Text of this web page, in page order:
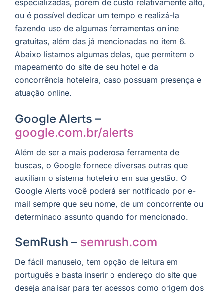
especializadas, porém de custo relativamente alto,
ou é possível dedicar um tempo e realizá-la
fazendo uso de algumas ferramentas online
gratuitas, além das já mencionadas no item 6.
Abaixo listamos algumas delas, que permitem o
mapeamento do site de seu hotel e da
concorrência hoteleira, caso possuam presença e
atuação online.
Google Alerts –
google.com.br/alerts
Além de ser a mais poderosa ferramenta de
buscas, o Google fornece diversas outras que
auxiliam o sistema hoteleiro em sua gestão. O
Google Alerts você poderá ser notificado por e-
mail sempre que seu nome, de um concorrente ou
determinado assunto quando for mencionado.
SemRush – semrush.com
De fácil manuseio, tem opção de leitura em
português e basta inserir o endereço do site que
deseja analisar para ter acessos como origem dos